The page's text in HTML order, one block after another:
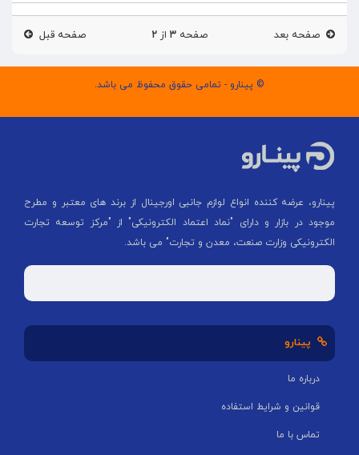
صفحه بعد صفحه ۳ از ۲ صفحه قبل
© پینارو - تمامی حقوق محفوظ می باشد.
پینارو، عرضه کننده انواع لوازم جانبی اورجینال از برند های معتبر و مطرح
موجود در بازار و دارای "نماد اعتماد الکترونیکی" از "مركز توسعه تجارت
الكترونیكی وزارت صنعت، معدن و تجارت" می باشد.
پینارو
درباره ما
قوانین و شرایط استفاده
تماس با ما